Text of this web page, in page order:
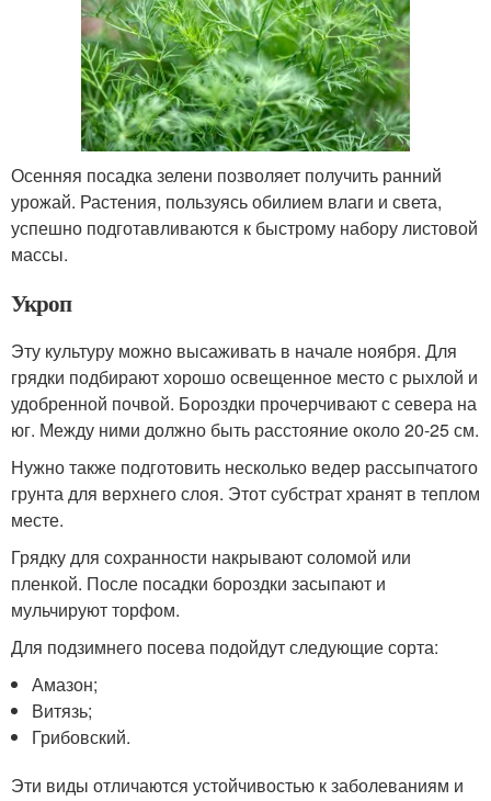
Осенняя посадка зелени позволяет получить ранний
урожай. Растения, пользуясь обилием влаги и света,
успешно подготавливаются к быстрому набору листовой
массы.
Укроп
Эту культуру можно высаживать в начале ноября. Для
грядки подбирают хорошо освещенное место с рыхлой и
удобренной почвой. Бороздки прочерчивают с севера на
юг. Между ними должно быть расстояние около 20-25 см.
Нужно также подготовить несколько ведер рассыпчатого
грунта для верхнего слоя. Этот субстрат хранят в теплом
месте.
Грядку для сохранности накрывают соломой или
пленкой. После посадки бороздки засыпают и
мульчируют торфом.
Для подзимнего посева подойдут следующие сорта:
Амазон;
Витязь;
Грибовский.
Эти виды отличаются устойчивостью к заболеваниям и